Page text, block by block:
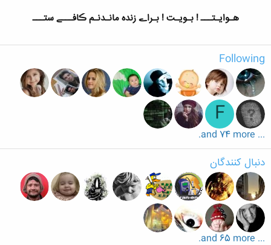
هـوایـتـــ ! بـویـت ! بـراے زنده مانـدنـم ڪافـــے ستـــ
Following
F
... and 74 more.
دنبال کنندگان
... and 65 more.